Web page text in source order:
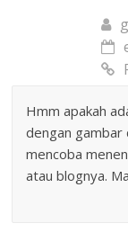
Hmm apakah
dengan gambar
mencoba
atau blognya.